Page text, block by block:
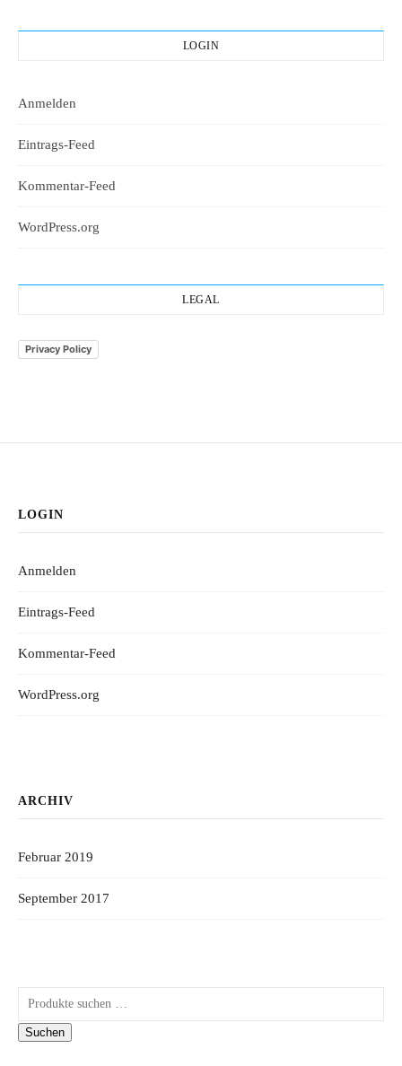
LOGIN
Anmelden
Eintrags-Feed
Kommentar-Feed
WordPress.org
LEGAL
Privacy Policy
LOGIN
Anmelden
Eintrags-Feed
Kommentar-Feed
WordPress.org
ARCHIV
Februar 2019
September 2017
Suchen nach:
Suchen